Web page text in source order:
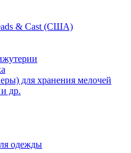
& Cast (США)
для хранения мелочей
др.
одежды